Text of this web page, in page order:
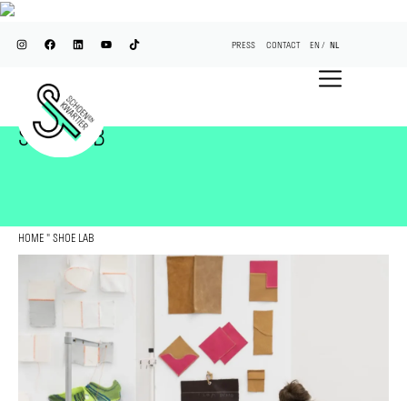
PRESS CONTACT EN NL
SHOE LAB
HOME " SHOE LAB